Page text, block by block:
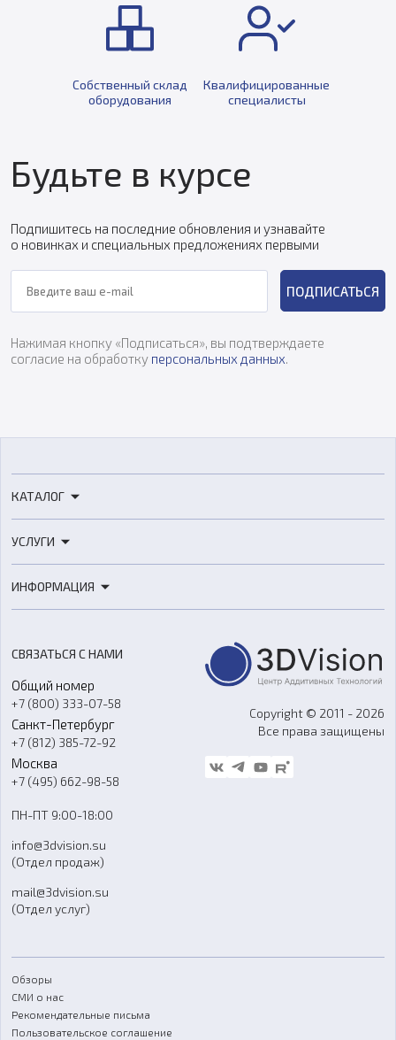
Собственный склад
оборудования
Квалифицированные
специалисты
Будьте в курсе
Подпишитесь на последние обновления и узнавайте
о новинках и специальных предложениях первыми
ПОДПИСАТЬСЯ
Нажимая кнопку «Подписаться», вы подтверждаете
согласие на обработку персональных данных
КАТАЛОГ
3D-сканеры
Расходные материалы
Оборудование и материалы для вакуумного литья
Аксессуары и прочее оборудование
Программное обеспечение
УСЛУГИ
3D-моделирование
Ремонт и услуги
ИНФОРМАЦИЯ
О компании
Контакты
Гос. закупки
Стать дилером
Блог
FAQ
СВЯЗАТЬСЯ С НАМИ
Общий номер
+7 (800) 333-07-58
Санкт-Петербург
+7 (812) 385-72-92
Москва
+7 (495) 662-98-58
ПН-ПТ 9:00-18:00
info@3dvision.su
(Отдел продаж)
mail@3dvision.su
(Отдел услуг)
Copyright © 2011 - 2026
Все права защищены
Обзоры
СМИ о нас
Рекомендательные письма
Пользовательское соглашение